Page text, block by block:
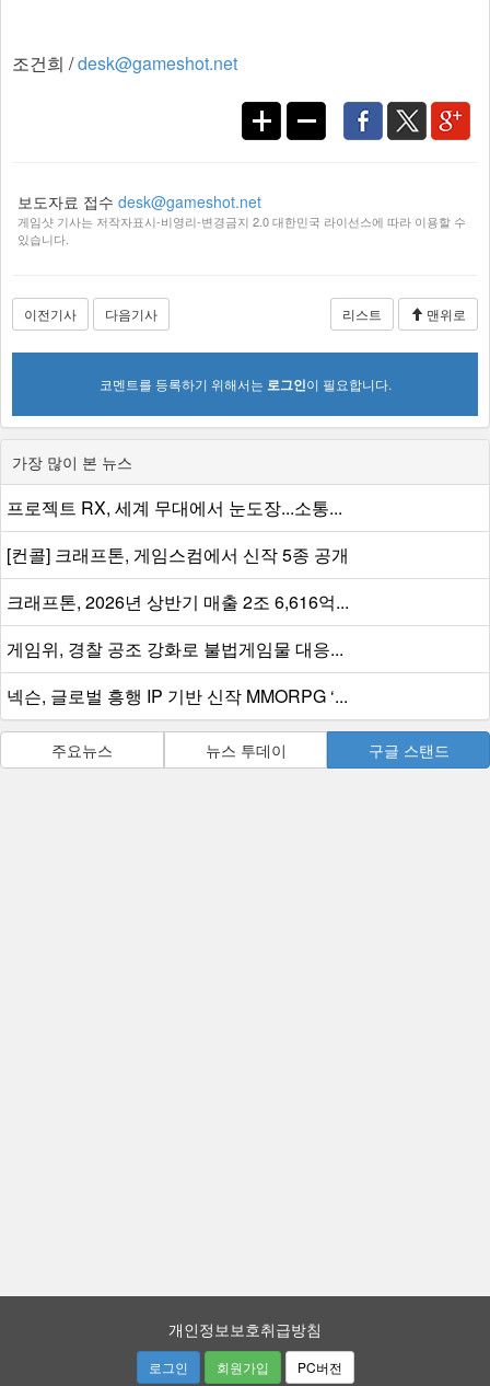
조건희 /desk@gameshot.net
보도자료 접수 desk@gameshot.net
게임샷 기사는 저작자표시-비영리-변경금지 2.0 대한민국 라이선스에 따라 이용할 수
있습니다.
이전기사 다음기사 리스트 맨위로
코멘트를 등록하기 위해서는 로그인이 필요합니다.
가장 많이 본 뉴스
프로젝트 RX, 세계 무대에서 눈도장...소통...
[컨콜] 크래프톤, 게임스컴에서 신작 5종 공개
크래프톤, 2026년 상반기 매출 2조 6,616억...
게임위, 경찰 공조 강화로 불법게임물 대응...
넥슨, 글로벌 흥행 IP 기반 신작 MMORPG ‘...
주요뉴스 뉴스 투데이 구글 스탠드
개인정보보호취급방침
로그인 회원가입 PC버전